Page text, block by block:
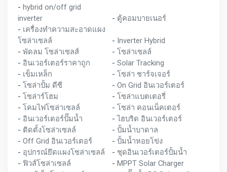
- hybrid on/off grid
inverter
- ตู้คอมบายเนอร์
- เครื่องทำความสะอาดแผง
โซล่าเซลล์
- Inverter Hybrid
- พัดลม โซล่าเซลส์ - โซล่าเซลล์
- อินเวอร์เตอร์ราคาถูก - Solar Tracking
- เข็มเหล็ก - โซล่า ชาร์จเจอร์
- โซล่าปั้ม ดีซี - On Grid อินเวอร์เตอร์
- โซล่าร์โฮม - โซล่าแบตเตอรี่
- โคมไฟโซล่าเซลล์ - โซล่า คอนเน็คเตอร์
- อินเวอร์เตอร์ปั๊มน้ำ -ไฮบริด อินเวอร์เตอร์
- ติดตั้งโซล่าเซลล์ - ปั้มน้ำบาดาล
- Off Grid อินเวอร์เตอร์ - ปั้มน้ำหอยโข่ง
- อุปกรณ์ยึดแผงโซล่าเซลล์ - ชุดอินเวอร์เตอร์ปั้มน้ำ
- ฟิวส์โซล่าเซลล์ - MPPT Solar Charger